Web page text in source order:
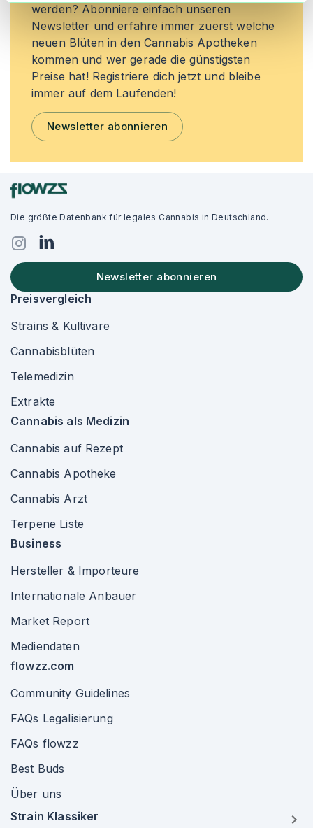
werden? Abonniere einfach unseren
Newsletter und erfahre immer zuerst welche
neuen Blüten in den Cannabis Apotheken
kommen und wer gerade die günstigsten
Preise hat! Registriere dich jetzt und bleibe
immer auf dem Laufenden!
Newsletter abonnieren
Die größte Datenbank für legales Cannabis in Deutschland.
Newsletter abonnieren
Preisvergleich
Strains & Kultivare
Cannabisblüten
Telemedizin
Extrakte
Cannabis als Medizin
Cannabis auf Rezept
Cannabis Apotheke
Cannabis Arzt
Terpene Liste
Business
Hersteller & Importeure
Internationale Anbauer
Market Report
Mediendaten
flowzz.com
Community Guidelines
FAQs Legalisierung
FAQs flowzz
Best Buds
Über uns
Strain Klassiker